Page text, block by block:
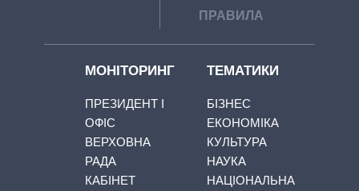
ПРАВИЛА
МОНІТОРИНГ
ПРЕЗИДЕНТ І
ОФІС
ВЕРХОВНА
РАДА
КАБІНЕТ
ТЕМАТИКИ
БІЗНЕС
ЕКОНОМІКА
КУЛЬТУРА
НАУКА
НАЦІОНАЛЬНА